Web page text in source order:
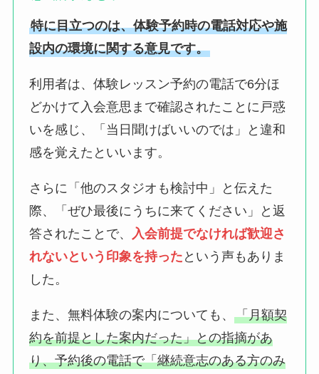
特に目立つのは、体験予約時の電話対応や施
設内の環境に関する意見です。
利用者は、体験レッスン予約の電話で6分ほ
どかけて入会意思まで確認されたことに戸惑
いを感じ、「当日聞けばいいのでは」と違和
感を覚えたといいます。
さらに「他のスタジオも検討中」と伝えた
際、「ぜひ最後にうちに来てください」と返
答されたことで、
入会前提でなければ歓迎さ
れないという印象を持った という声もありま
した。
また、無料体験の案内についても、「月額契
約を前提とした案内だった」との指摘があ
り、予約後の電話で「継続意志のある方のみ